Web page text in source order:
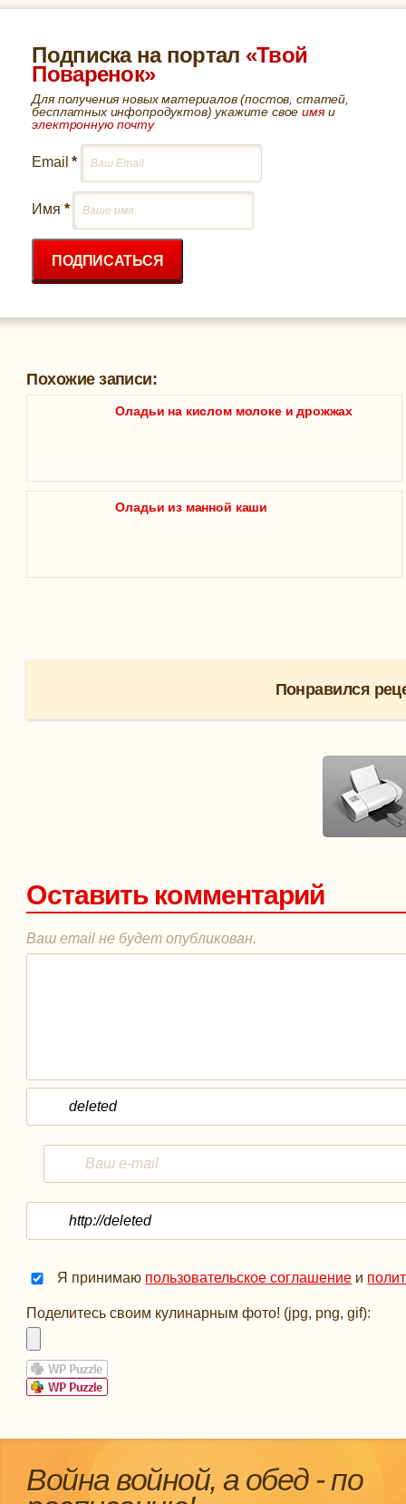
Подписка на портал «Твой
Поваренок»
Для получения новых материалов (постов, статей,
бесплатных инфопродуктов) укажите своеимяи
электронную почту
Email *
Имя *
ПОДПИСАТЬСЯ
Похожие записи:
Оладьи на кислом молоке и дрожжах
Оладьи из манной каши
Понравился
Оставить комментарий
Ваш email не будет опубликован.
Я принимаю пользовательское соглашение и
Поделитесь своим кулинарным фото! (jpg, png, gif):
Война войной, а обед - по